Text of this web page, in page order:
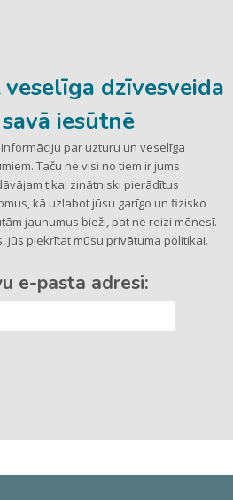
dzīvesveida
iesūtnē
par uzturu un veselīga
Taču ne visi no tiem ir jums
tikai zinātniski pierādītus
kā uzlabot jūsu garīgo un fizisko
jaunumus bieži, pat ne reizi mēnesī.
jūs piekrītat mūsu privātuma politikai.
e-pasta adresi: